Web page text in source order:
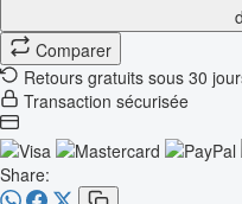
Comparer
Retours gratuits sous 30
Transaction sécurisée
Share: